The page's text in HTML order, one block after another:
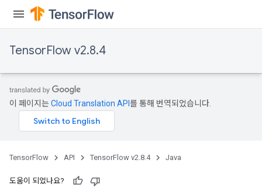
TensorFlow v2.8.4
이 페이지는Cloud Translation API 를 통해 번역되었습니다.
TensorFlow API TensorFlow v2.8.4 Java
도움이 되었나요?